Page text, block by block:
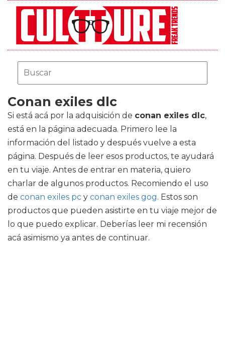
Conan exiles dlc
Si está acá por la adquisición de conan exiles dlc,
está en la página adecuada. Primero lee la
información del listado y después vuelve a esta
página. Después de leer esos productos, te ayudará
en tu viaje. Antes de entrar en materia, quiero
charlar de algunos productos. Recomiendo el uso
de conan exiles pc y conan exiles gog. Estos son
productos que pueden asistirte en tu viaje mejor de
lo que puedo explicar. Deberías leer mi recensión
acá asimismo ya antes de continuar.